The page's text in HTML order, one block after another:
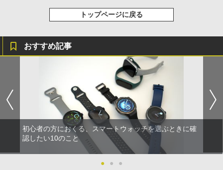
トップページに戻る
おすすめ記事
初心者の方におくる、スマートウォッチを選ぶときに確
認したい10のこと
● ● ●